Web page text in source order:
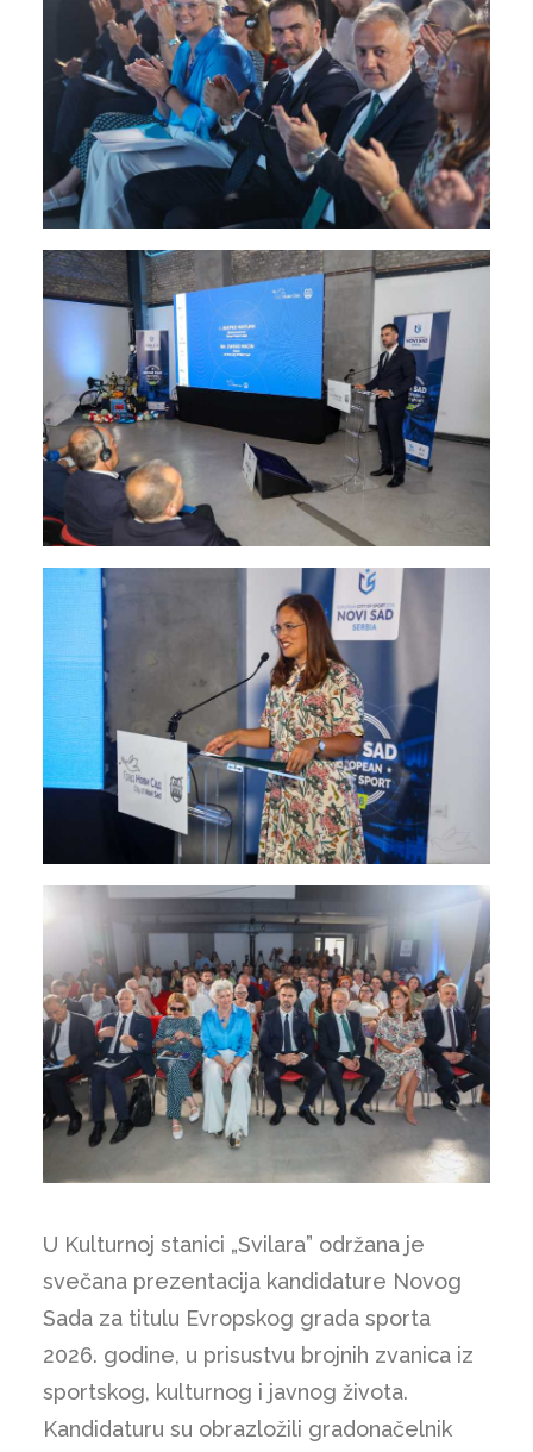
U Kulturnoj stanici „Svilara” održana je
svečana prezentacija kandidature Novog
Sada za titulu Evropskog grada sporta
2026. godine, u prisustvu brojnih zvanica iz
sportskog, kulturnog i javnog života.
Kandidaturu su obrazložili gradonačelnik